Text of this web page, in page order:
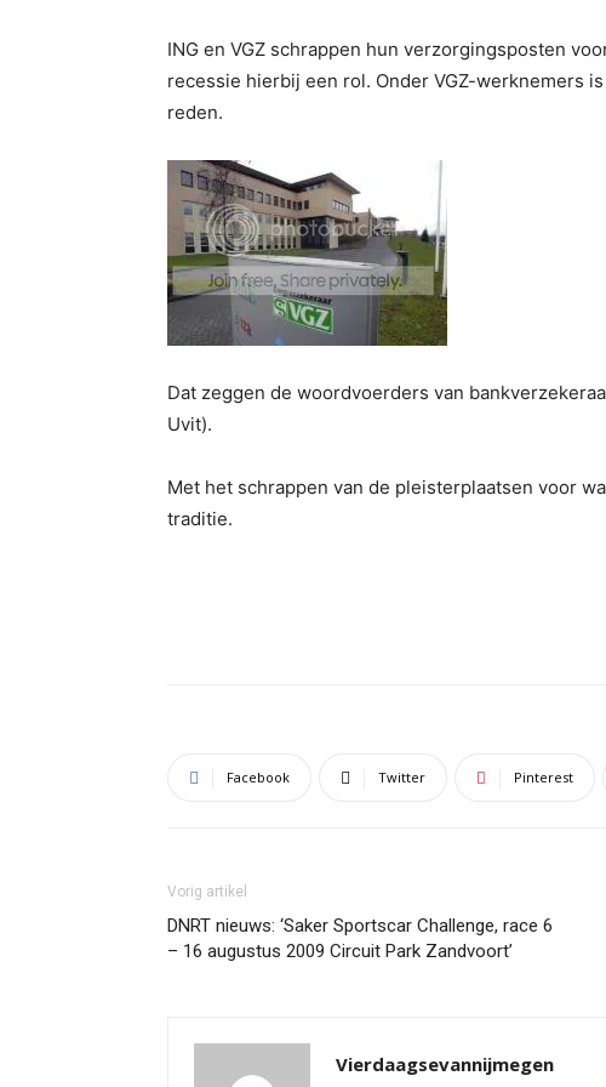
ING en VGZ schrappen hun verzorgingsposten
recessie hierbij een rol. Onder VGZ-werknemers
reden.
Dat zeggen de woordvoerders van
Uvit).
Met het schrappen van de pleisterplaatsen voor
traditie.
Facebook Twitter Pinterest
Vorig artikel
DNRT nieuws: ‘Saker Sportscar Challenge, race 6
– 16 augustus 2009 Circuit Park Zandvoort’
Vierdaagsevannijmegen